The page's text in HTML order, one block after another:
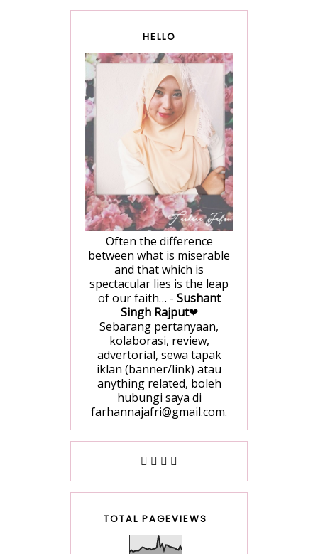
HELLO
Often the difference
between what is miserable
and that which is
spectacular lies is the leap
of our faith… - Sushant
Singh Rajput❤
Sebarang pertanyaan,
kolaborasi, review,
advertorial, sewa tapak
iklan (banner/link) atau
anything related, boleh
hubungi saya di
farhannajafri@gmail.com.
TOTAL PAGEVIEWS